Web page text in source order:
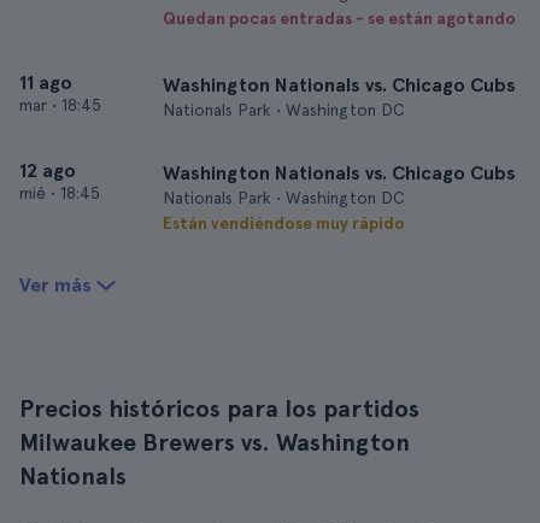
Quedan pocas entradas - se están agotando
11 ago
mar • 18:45
Washington Nationals vs. Chicago Cubs
Nationals Park • Washington DC
12 ago
mié • 18:45
Washington Nationals vs. Chicago Cubs
Nationals Park • Washington DC
Están vendiéndose muy rápido
Ver más
Precios históricos para los partidos
Milwaukee Brewers vs. Washington
Nationals